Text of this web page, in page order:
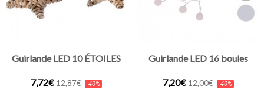
Guirlande LED 10 ÉTOILES
7,72€12,87€ -40%
Guirlande LED 16 boules
7,20€12,00€ -40%